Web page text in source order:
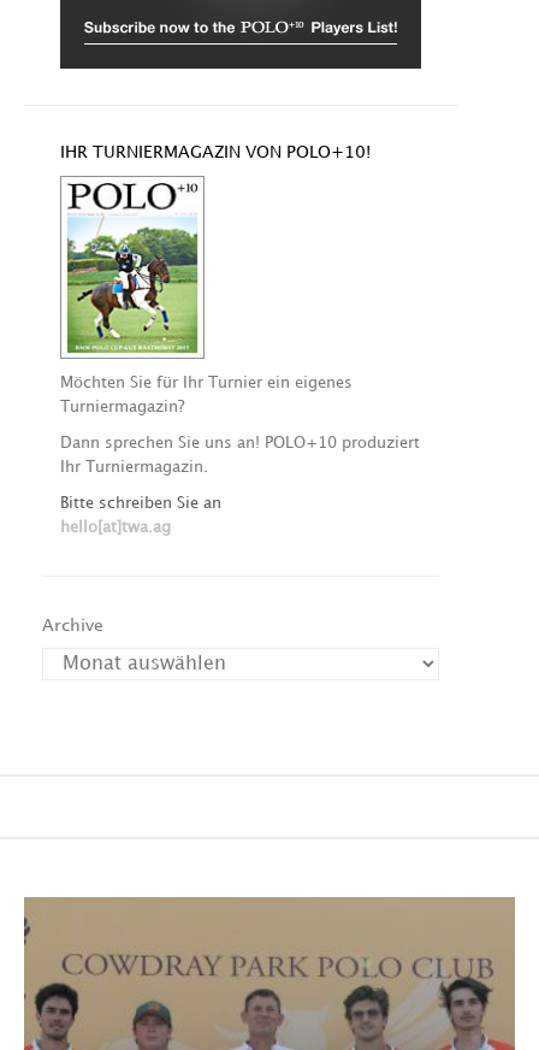
IHR TURNIERMAGAZIN VON POLO+10!
Möchten Sie für Ihr Turnier ein eigenes
Turniermagazin?
Dann sprechen Sie uns an! POLO+10 produziert
Ihr Turniermagazin.
Bitte schreiben Sie an
hello[at]twa.ag
Archive